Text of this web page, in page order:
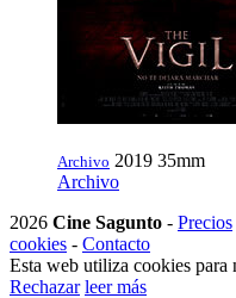
Archivo 2019 35mm
Archivo
2026 Cine Sagunto - Precios
cookies - Contacto
Esta web utiliza cookies para
Rechazar leer más